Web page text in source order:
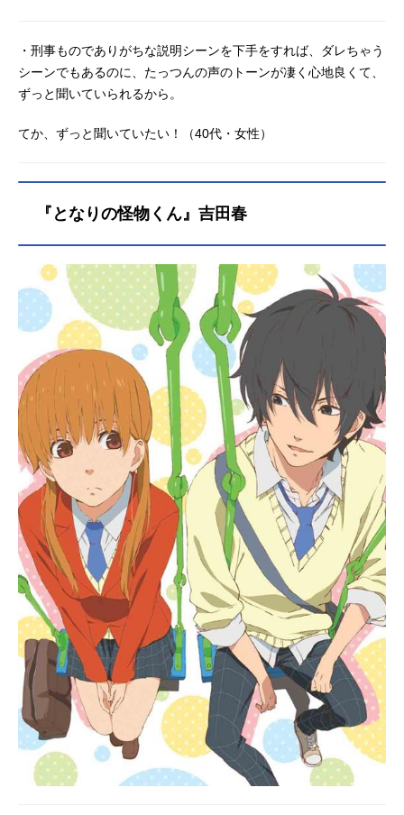
・刑事ものでありがちな説明シーンを下手をすれば、ダレちゃう
シーンでもあるのに、たっつんの声のトーンが凄く心地良くて、
ずっと聞いていられるから。
てか、ずっと聞いていたい！（40代・女性）
『となりの怪物くん』吉田春